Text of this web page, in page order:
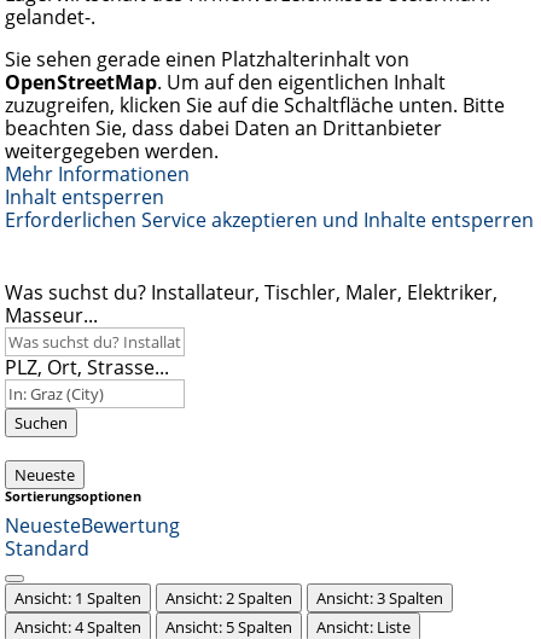
gelandet-.
Sie sehen gerade einen Platzhalterinhalt von
OpenStreetMap. Um auf den eigentlichen Inhalt
zuzugreifen, klicken Sie auf die Schaltfläche unten. Bitte
beachten Sie, dass dabei Daten an Drittanbieter
weitergegeben werden.
Mehr Informationen
Inhalt entsperren
Erforderlichen Service akzeptieren und Inhalte entsperren
Was suchst du? Installateur, Tischler, Maler, Elektriker,
Masseur...
PLZ, Ort, Strasse...
Suchen
Neueste
Sortierungsoptionen
NeuesteBewertung
Standard
Ansicht: 1 Spalten Ansicht: 2 Spalten
Ansicht: 3 Spalten
Ansicht: 4 Spalten
Ansicht: 5 Spalten Ansicht: Liste